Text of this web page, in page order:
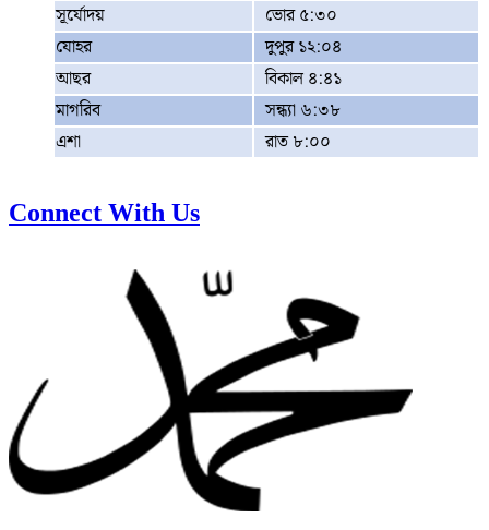
সূর্যোদয়
ভোর ৫:৩০
যোহর
দুপুর ১২:০৪
আছর
বিকাল ৪:৪১
মাগরিব
সন্ধ্যা ৬:৩৮
এশা
রাত ৮:০০
Connect With Us